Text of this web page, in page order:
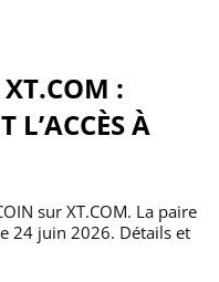
XT.COM :
L’ACCÈS À
sur XT.COM. La paire
24 juin 2026. Détails et